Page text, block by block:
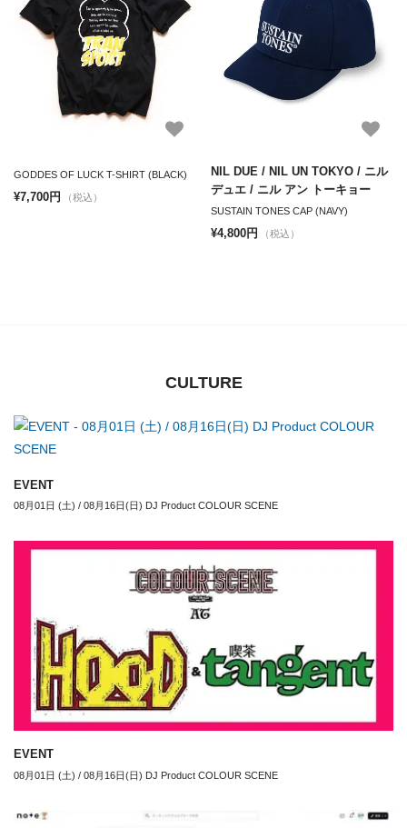
GODDES OF LUCK T-SHIRT (BLACK)
¥7,700円 （税込）
NIL DUE / NIL UN TOKYO / ニル
デュエ / ニル アン トーキョー
SUSTAIN TONES CAP (NAVY)
¥4,800円 （税込）
CULTURE
EVENT
08月01日 (土) / 08月16日(日) DJ Product COLOUR SCENE
EVENT
08月01日 (土) / 08月16日(日) DJ Product COLOUR SCENE